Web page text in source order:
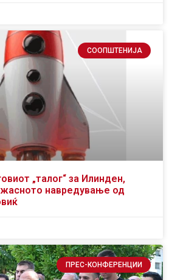
СООПШТЕНИЈА
„талог“ за Илинден,
навредување од
ПРЕС-КОНФЕРЕНЦИИ